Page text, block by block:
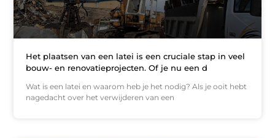
Het plaatsen van een latei is een cruciale stap in veel
bouw- en renovatieprojecten. Of je nu een d
Wat is een latei en waarom heb je het nodig? Als je ooit hebt
nagedacht over het verwijderen van een